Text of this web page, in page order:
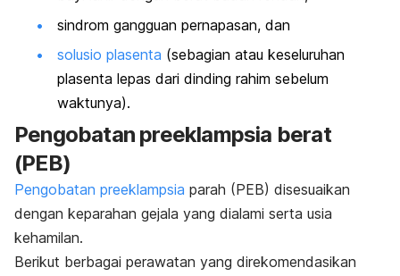
sindrom gangguan pernapasan, dan
solusio plasenta (sebagian atau keseluruhan
plasenta lepas dari dinding rahim sebelum
waktunya).
Pengobatan preeklampsia berat
(PEB)
Pengobatan preeklampsia parah (PEB) disesuaikan
dengan keparahan gejala yang dialami serta usia
kehamilan.
Berikut berbagai perawatan yang direkomendasikan